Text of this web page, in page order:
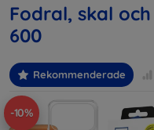
Fodral, skal
600
Rekommenderade
-10%